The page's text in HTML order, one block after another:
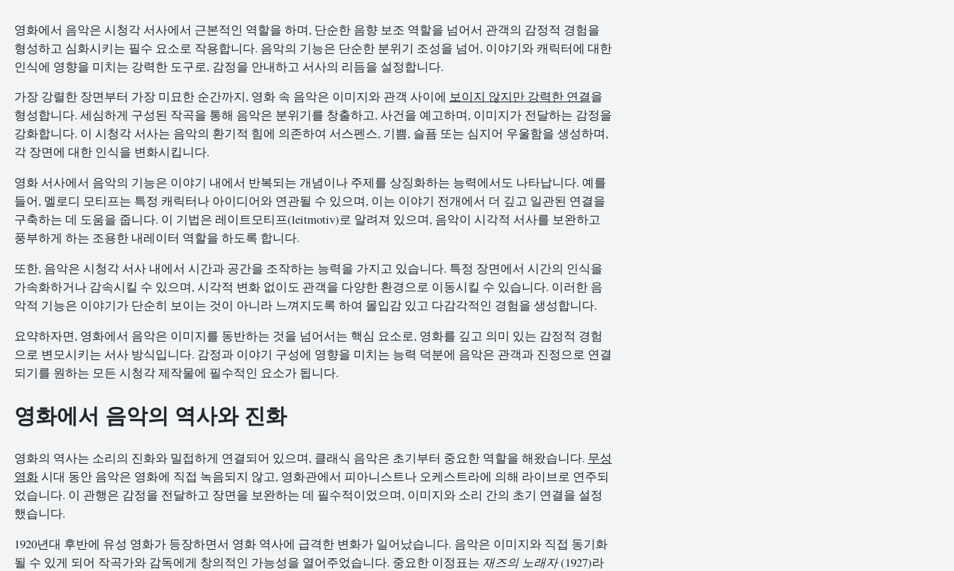
영화에서 음악은 시청각 서사에서 근본적인 역할을 하며, 단순한 음향 보조 역할을 넘어서 관객의 감정적 경험을
형성하고 심화시키는 필수 요소로 작용합니다. 음악의 기능은 단순한 분위기 조성을 넘어, 이야기와 캐릭터에 대한
인식에 영향을 미치는 강력한 도구로, 감정을 안내하고 서사의 리듬을 설정합니다.
가장 강렬한 장면부터 가장 미묘한 순간까지, 영화 속 음악은 이미지와 관객 사이에 보이지 않지만 강력한 연결을
형성합니다. 세심하게 구성된 작곡을 통해 음악은 분위기를 창출하고, 사건을 예고하며, 이미지가 전달하는 감정을
강화합니다. 이 시청각 서사는 음악의 환기적 힘에 의존하여 서스펜스, 기쁨, 슬픔 또는 심지어 우울함을 생성하며,
각 장면에 대한 인식을 변화시킵니다.
영화 서사에서 음악의 기능은 이야기 내에서 반복되는 개념이나 주제를 상징화하는 능력에서도 나타납니다. 예를
들어, 멜로디 모티프는 특정 캐릭터나 아이디어와 연관될 수 있으며, 이는 이야기 전개에서 더 깊고 일관된 연결을
구축하는 데 도움을 줍니다. 이 기법은 레이트모티프(leitmotiv)로 알려져 있으며, 음악이 시각적 서사를 보완하고
풍부하게 하는 조용한 내레이터 역할을 하도록 합니다.
또한, 음악은 시청각 서사 내에서 시간과 공간을 조작하는 능력을 가지고 있습니다. 특정 장면에서 시간의 인식을
가속화하거나 감속시킬 수 있으며, 시각적 변화 없이도 관객을 다양한 환경으로 이동시킬 수 있습니다. 이러한 음
악적 기능은 이야기가 단순히 보이는 것이 아니라 느껴지도록 하여 몰입감 있고 다감각적인 경험을 생성합니다.
요약하자면, 영화에서 음악은 이미지를 동반하는 것을 넘어서는 핵심 요소로, 영화를 깊고 의미 있는 감정적 경험
으로 변모시키는 서사 방식입니다. 감정과 이야기 구성에 영향을 미치는 능력 덕분에 음악은 관객과 진정으로 연결
되기를 원하는 모든 시청각 제작물에 필수적인 요소가 됩니다.
영화에서 음악의 역사와 진화
영화의 역사는 소리의 진화와 밀접하게 연결되어 있으며, 클래식 음악은 초기부터 중요한 역할을 해왔습니다. 무성
영화시대 동안 음악은 영화에 직접 녹음되지 않고, 영화관에서 피아니스트나 오케스트라에 의해 라이브로 연주되
었습니다. 이 관행은 감정을 전달하고 장면을 보완하는 데 필수적이었으며, 이미지와 소리 간의 초기 연결을 설정
했습니다.
1920년대 후반에 유성 영화가 등장하면서 영화 역사에 급격한 변화가 일어났습니다. 음악은 이미지와 직접 동기화
될 수 있게 되어 작곡가와 감독에게 창의적인 가능성을 열어주었습니다. 중요한 이정표는 재즈의 노래자(1927)라